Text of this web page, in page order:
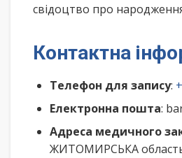
свідоцтво про
Контактна
Телефон для запису:
Електронна пошта:
Адреса медичного
ЖИТОМИРСЬКА